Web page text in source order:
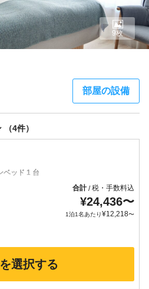
部屋の設備
9枚
4件）
ベッド 1 台
合計/税・手数料込
¥24,436〜
1泊1名あたり¥12,218〜
選択する